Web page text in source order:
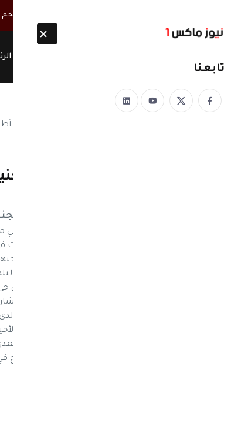
مصحوبة بأطقم مسلحة.. ميليشيا الحوثي تقتحم
تابعنا
جماعة الحوثي تفرض التجنيد الإجباري لـ
نيوز ماكس ون - اخبار اليمن: قال مصدر
طلاب المدارس، لتدريبهم قبل إرسالهم إلى
أطفال على الأقل من طلاب المدارس، من كل
لتدريبهم قبل إرسالهم إلى جبهات القتال.
بالانهيار الكبير على الجبهات، والنقص الحاد
وأضاف المصدر أن "عباد هدد وجهاء وأعيان
وتنصيب شخص آخر مكانه أو الاعتقال، أو
"عباد اجتمع بالأعيان والوجهاء، شاهرًا